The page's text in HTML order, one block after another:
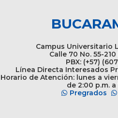
Campus Universitario
Calle 70 No. 55-
PBX: (+57)
Línea Directa Interesados
Horario de Atención: lunes a
de 2:00 p.m.
Pregrados